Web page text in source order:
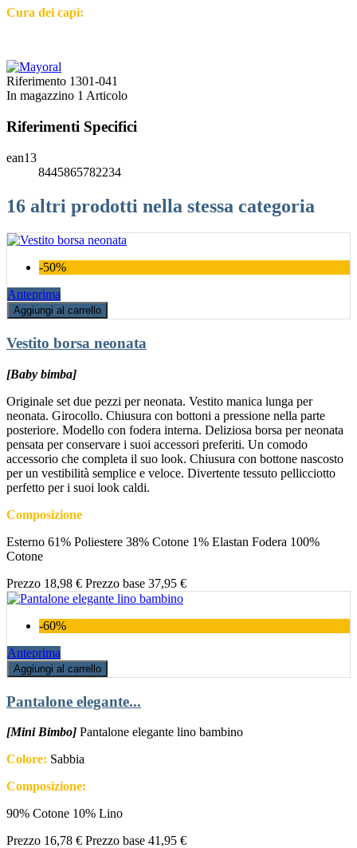
Cura dei capi:
Riferimento 1301-041
In magazzino 1 Articolo
Riferimenti Specifici
ean13
8445865782234
16 altri prodotti nella stessa categoria
-50%
Anteprima
Aggiungi al carrello
Vestito borsa neonata
[Baby bimba]
Originale set due pezzi per neonata. Vestito manica lunga per
neonata. Girocollo. Chiusura con bottoni a pressione nella parte
posteriore. Modello con fodera interna. Deliziosa borsa per neonata
pensata per conservare i suoi accessori preferiti. Un comodo
accessorio che completa il suo look. Chiusura con bottone nascosto
per un vestibilità semplice e veloce. Divertente tessuto pellicciotto
perfetto per i suoi look caldi.
Composizione
Esterno 61% Poliestere 38% Cotone 1% Elastan Fodera 100%
Cotone
Prezzo 18,98 € Prezzo base 37,95 €
-60%
Anteprima
Aggiungi al carrello
Pantalone elegante...
[Mini Bimbo] Pantalone elegante lino bambino
Colore: Sabbia
Composizione:
90% Cotone 10% Lino
Prezzo 16,78 € Prezzo base 41,95 €